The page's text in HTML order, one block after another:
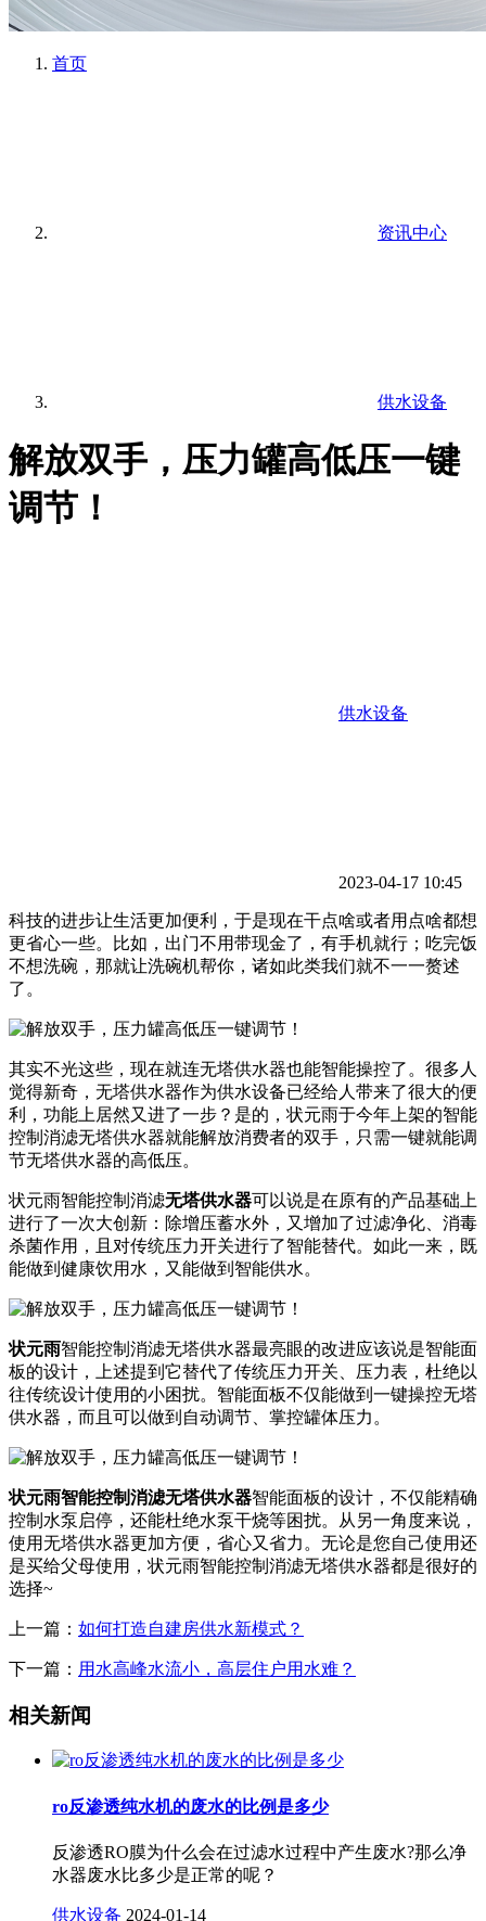
首页
资讯中心
供水设备
解放双手，压力罐高低压一键
调节！
供水设备
2023-04-17 10:45
科技的进步让生活更加便利，于是现在干点啥或者用点啥都想
更省心一些。比如，出门不用带现金了，有手机就行；吃完饭
不想洗碗，那就让洗碗机帮你，诸如此类我们就不一一赘述
了。
其实不光这些，现在就连无塔供水器也能智能操控了。很多人
觉得新奇，无塔供水器作为供水设备已经给人带来了很大的便
利，功能上居然又进了一步？是的，状元雨于今年上架的智能
控制消滤无塔供水器就能解放消费者的双手，只需一键就能调
节无塔供水器的高低压。
状元雨智能控制消滤无塔供水器可以说是在原有的产品基础上
进行了一次大创新：除增压蓄水外，又增加了过滤净化、消毒
杀菌作用，且对传统压力开关进行了智能替代。如此一来，既
能做到健康饮用水，又能做到智能供水。
状元雨智能控制消滤无塔供水器最亮眼的改进应该说是智能面
板的设计，上述提到它替代了传统压力开关、压力表，杜绝以
往传统设计使用的小困扰。智能面板不仅能做到一键操控无塔
供水器，而且可以做到自动调节、掌控罐体压力。
状元雨智能控制消滤无塔供水器智能面板的设计，不仅能精确
控制水泵启停，还能杜绝水泵干烧等困扰。从另一角度来说，
使用无塔供水器更加方便，省心又省力。无论是您自己使用还
是买给父母使用，状元雨智能控制消滤无塔供水器都是很好的
选择~
上一篇： 如何打造自建房供水新模式？
下一篇： 用水高峰水流小，高层住户用水难？
相关新闻
ro反渗透纯水机的废水的比例是多少
反渗透RO膜为什么会在过滤水过程中产生废水?那么净
水器废水比多少是正常的呢？
供水设备 2024-01-14